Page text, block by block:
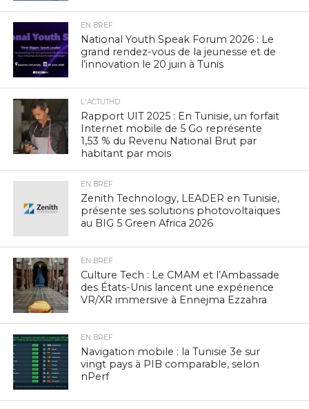
EN BREF
National Youth Speak Forum 2026 : Le
grand rendez-vous de la jeunesse et de
l’innovation le 20 juin à Tunis
L'ACTUTHD
Rapport UIT 2025 : En Tunisie, un forfait
Internet mobile de 5 Go représente
1,53 % du Revenu National Brut par
habitant par mois
EN BREF
Zenith Technology, LEADER en Tunisie,
présente ses solutions photovoltaïques
au BIG 5 Green Africa 2026
EN BREF
Culture Tech : Le CMAM et l’Ambassade
des États-Unis lancent une expérience
VR/XR immersive à Ennejma Ezzahra
EN BREF
Navigation mobile : la Tunisie 3e sur
vingt pays à PIB comparable, selon
nPerf